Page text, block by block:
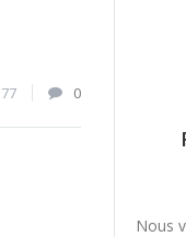
0
Nous